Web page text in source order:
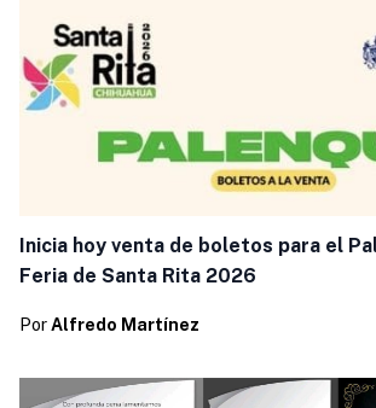
Inicia hoy venta de boletos para el
Feria de Santa Rita 2026
Por Alfredo Martínez